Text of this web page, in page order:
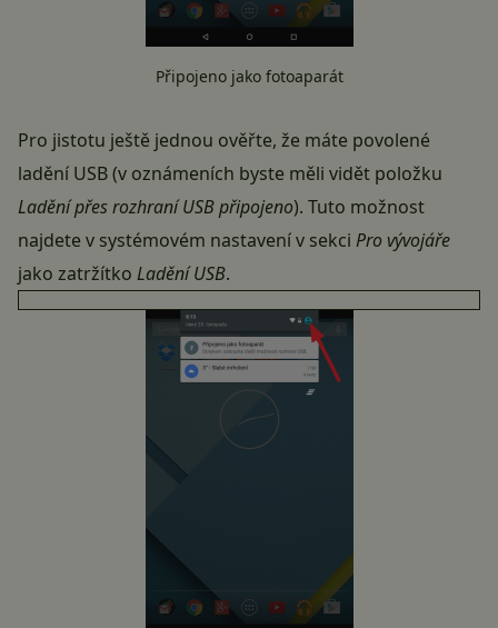
Připojeno jako fotoaparát
Pro jistotu ještě jednou ověřte, že máte povolené
ladění USB (v oznámeních byste měli vidět položku
Ladění přes rozhraní USB připojeno). Tuto možnost
najdete v systémovém nastavení v sekci Pro vývojáře
jako zatržítko Ladění USB.